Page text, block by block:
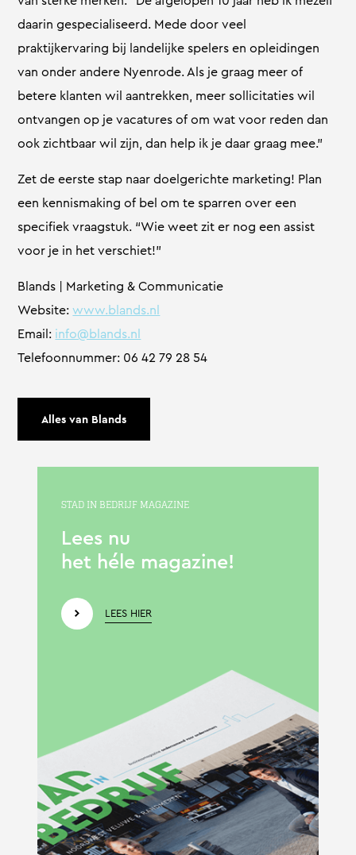
daarin gespecialiseerd. Mede door veel
praktijkervaring bij landelijke spelers en opleidingen
van onder andere Nyenrode. Als je graag meer of
betere klanten wil aantrekken, meer sollicitaties wil
ontvangen op je vacatures of om wat voor reden dan
ook zichtbaar wil zijn, dan help ik je daar graag mee.”
Zet de eerste stap naar doelgerichte marketing! Plan
een kennismaking of bel om te sparren over een
specifiek vraagstuk. “Wie weet zit er nog een assist
voor je in het verschiet!”
Blands | Marketing & Communicatie
Website:www.blands.nl
Email: info@blands.nl
Telefoonnummer: 06 42 79 28 54
Alles van Blands
STAD IN BEDRIJF MAGAZINE
Lees nu
het héle magazine!
LEES HIER